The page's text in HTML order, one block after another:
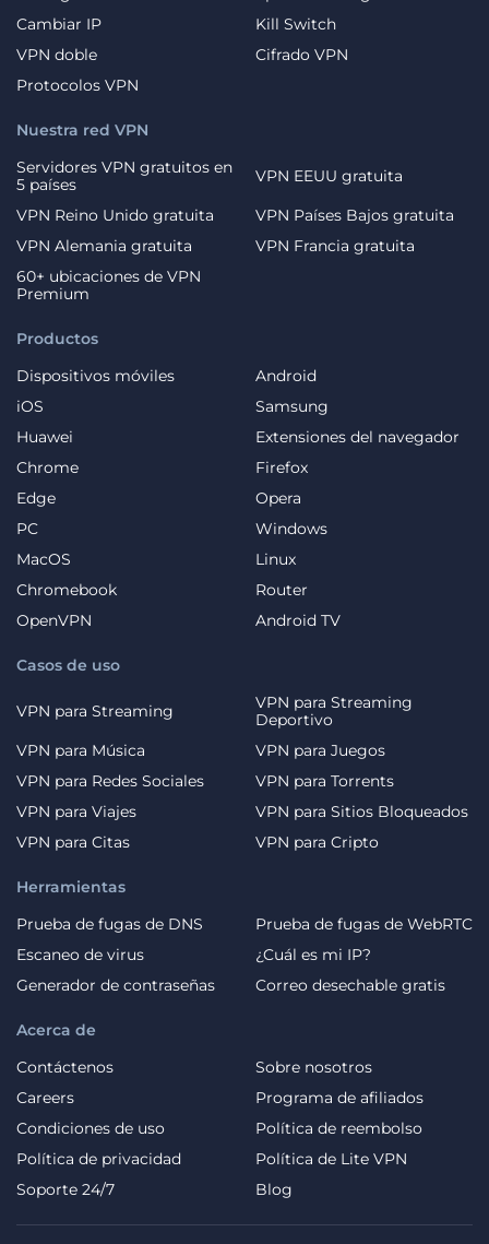
Cambiar IP
Kill Switch
VPN doble
Cifrado VPN
Protocolos VPN
Productos
Dispositivos móviles
Android
iOS
Samsung
Huawei
Extensiones del navegador
Chrome
Firefox
Edge
Opera
PC
Windows
MacOS
Linux
Chromebook
Router
OpenVPN
Android TV
Casos de uso
VPN para Streaming
VPN para Streaming
Deportivo
VPN para Música
VPN para Juegos
VPN para Redes Sociales
VPN para Torrents
VPN para Viajes
VPN para Sitios Bloqueados
VPN para Citas
VPN para Cripto
Acerca de
Contáctenos
Sobre nosotros
Careers
Programa de afiliados
Condiciones de uso
Política de reembolso
Política de privacidad
Política de Lite VPN
Soporte 24/7
Blog
Nuestra red VPN
Servidores VPN gratuitos en
5 países
VPN EEUU gratuita
VPN Reino Unido gratuita
VPN Países Bajos gratuita
VPN Alemania gratuita
VPN Francia gratuita
60+ ubicaciones de VPN
Premium
Herramientas
Prueba de fugas de DNS
Prueba de fugas de WebRTC
Escaneo de virus
¿Cuál es mi IP?
Generador de contraseñas
Correo desechable gratis